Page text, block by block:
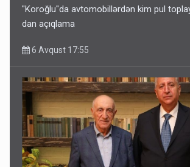
"Koroğlu"da avtomobillərdən kim pul
dan açıqlama
6 Avqust 17:55